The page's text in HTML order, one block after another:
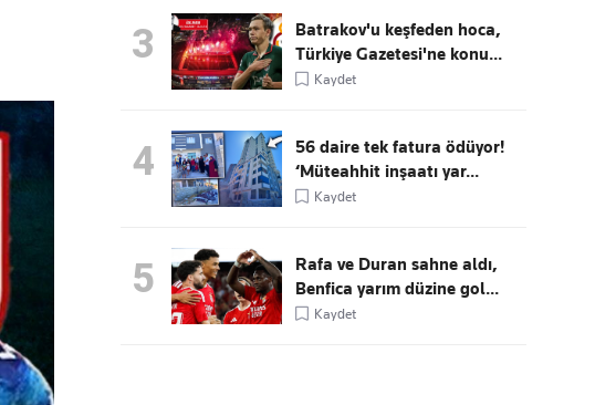
3
Batrakov'u keşfeden hoca,
Türkiye Gazetesi'ne konu...
Kaydet
4
56 daire tek fatura ödüyor!
‘Müteahhit inşaatı yar...
Kaydet
5
Rafa ve Duran sahne aldı,
Benfica yarım düzine gol...
Kaydet